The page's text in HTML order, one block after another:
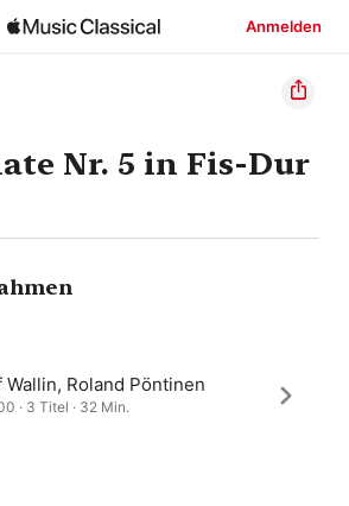
Anmelden
Nr. 5 in Fis-Dur
Wallin, Roland Pöntinen
· 3 Titel · 32 Min.